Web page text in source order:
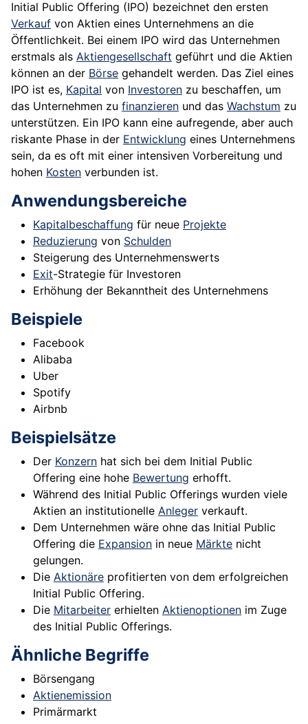
Initial Public Offering (IPO) bezeichnet den ersten
Verkauf von Aktien eines Unternehmens an die
Öffentlichkeit. Bei einem IPO wird das Unternehmen
erstmals als Aktiengesellschaft geführt und die Aktien
können an der Börse gehandelt werden. Das Ziel eines
IPO ist es, Kapital von Investoren zu beschaffen, um
das Unternehmen zu finanzieren und das Wachstum zu
unterstützen. Ein IPO kann eine aufregende, aber auch
riskante Phase in der Entwicklung eines Unternehmens
sein, da es oft mit einer intensiven Vorbereitung und
hohen Kosten verbunden ist.
Anwendungsbereiche
Kapitalbeschaffung für neue Projekte
Reduzierung von Schulden
Steigerung des Unternehmenswerts
Exit-Strategie für Investoren
Erhöhung der Bekanntheit des Unternehmens
Beispiele
Facebook
Alibaba
Uber
Spotify
Airbnb
Beispielsätze
Der Konzern hat sich bei dem Initial Public
Offering eine hohe Bewertung erhofft.
Während des Initial Public Offerings wurden viele
Aktien an institutionelle Anleger verkauft.
Dem Unternehmen wäre ohne das Initial Public
Offering die Expansion in neue Märkte nicht
gelungen.
Die Aktionäre profitierten von dem erfolgreichen
Initial Public Offering.
Die Mitarbeiter erhielten Aktienoptionen im Zuge
des Initial Public Offerings.
Ähnliche Begriffe
Börsengang
Aktienemission
Primärmarkt